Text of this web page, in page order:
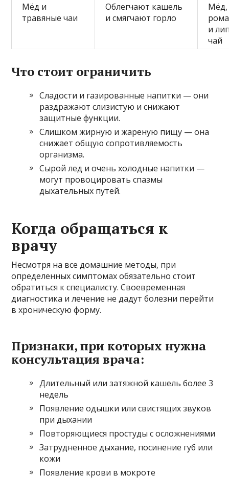
Мёд и
травяные чаи
Облегчают кашель
и смягчают горло
Мёд,
и
чай
Что стоит ограничить
Сладости и газированные напитки — они
раздражают слизистую и снижают
защитные функции.
Слишком жирную и жареную пищу — она
снижает общую сопротивляемость
организма.
Сырой лед и очень холодные напитки —
могут провоцировать спазмы
дыхательных путей.
Когда обращаться к
врачу
Несмотря на все домашние методы, при
определенных симптомах обязательно стоит
обратиться к специалисту. Своевременная
диагностика и лечение не дадут болезни перейти
в хроническую форму.
Признаки, при которых нужна
консультация врача:
Длительный или затяжной кашель более 3
недель
Появление одышки или свистящих звуков
при дыхании
Повторяющиеся простуды с осложнениями
Затрудненное дыхание, посинение губ или
кожи
Появление крови в мокроте